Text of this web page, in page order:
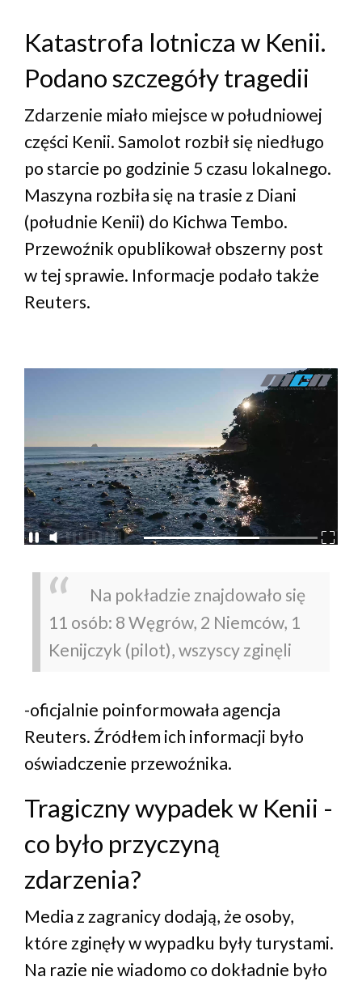
Katastrofa lotnicza w Kenii.
Podano szczegóły tragedii
Zdarzenie miało miejsce w południowej
części Kenii. Samolot rozbił się niedługo
po starcie po godzinie 5 czasu lokalnego.
Maszyna rozbiła się na trasie z Diani
(południe Kenii) do Kichwa Tembo.
Przewoźnik opublikował obszerny post
w tej sprawie. Informacje podało także
Reuters.
Na pokładzie znajdowało się
11 osób: 8 Węgrów, 2 Niemców, 1
Kenijczyk (pilot), wszyscy zginęli
-oficjalnie poinformowała agencja
Reuters. Źródłem ich informacji było
oświadczenie przewoźnika.
Tragiczny wypadek w Kenii -
co było przyczyną
zdarzenia?
Media z zagranicy dodają, że osoby,
które zginęły w wypadku były turystami.
Na razie nie wiadomo co dokładnie było